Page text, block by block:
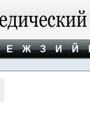
Е Ж З И Й